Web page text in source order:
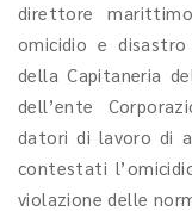
direttore
omicidio e
della Capitaneria
dell’ente
datori di lavoro di
contestati
violazione delle